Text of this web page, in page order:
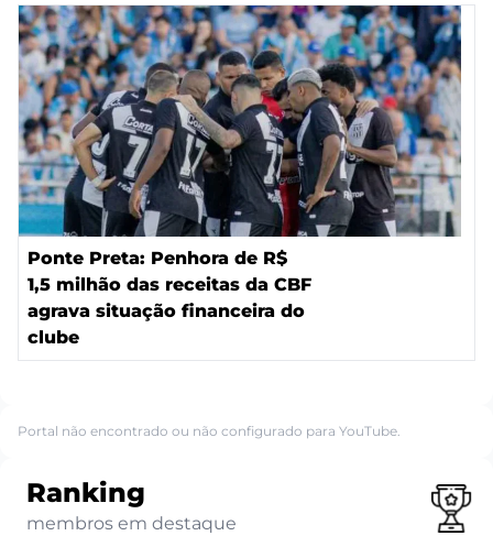
Ponte Preta: Penhora de R$
1,5 milhão das receitas da CBF
agrava situação financeira do
clube
Portal não encontrado ou não configurado para YouTube.
Ranking
membros em destaque